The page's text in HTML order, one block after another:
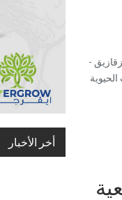
-
أخر الأخبار